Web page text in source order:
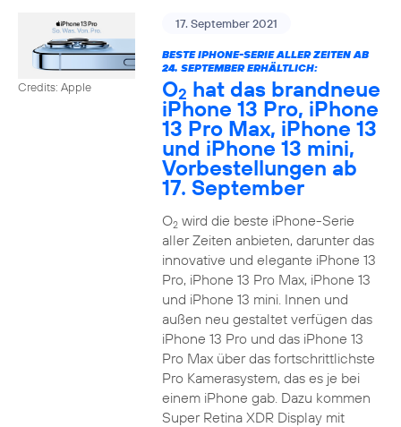
Credits: Apple
17. September 2021
BESTE IPHONE-SERIE ALLER ZEITEN AB
24. SEPTEMBER ERHÄLTLICH:
O2 hat das brandneue
iPhone 13 Pro, iPhone
13 Pro Max, iPhone 13
und iPhone 13 mini,
Vorbestellungen ab
17. September
O2wird die beste iPhone-Serie
aller Zeiten anbieten, darunter das
innovative und elegante iPhone 13
Pro, iPhone 13 Pro Max, iPhone 13
und iPhone 13 mini. Innen und
außen neu gestaltet verfügen das
iPhone 13 Pro und das iPhone 13
Pro Max über das fortschrittlichste
Pro Kamerasystem, das es je bei
einem iPhone gab. Dazu kommen
Super Retina XDR Display mit